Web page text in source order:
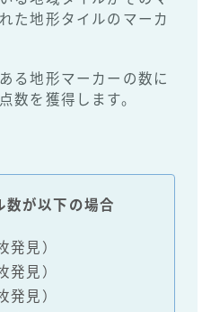
た地形タイルのマーカ
る地形マーカーの数に
数を獲得します。
数が以下の場合
発見）
発見）
発見）